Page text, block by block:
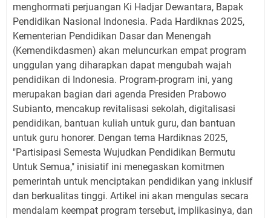
menghormati perjuangan Ki Hadjar Dewantara, Bapak
Pendidikan Nasional Indonesia. Pada Hardiknas 2025,
Kementerian Pendidikan Dasar dan Menengah
(Kemendikdasmen) akan meluncurkan empat program
unggulan yang diharapkan dapat mengubah wajah
pendidikan di Indonesia. Program-program ini, yang
merupakan bagian dari agenda Presiden Prabowo
Subianto, mencakup revitalisasi sekolah, digitalisasi
pendidikan, bantuan kuliah untuk guru, dan bantuan
untuk guru honorer. Dengan tema Hardiknas 2025,
"Partisipasi Semesta Wujudkan Pendidikan Bermutu
Untuk Semua," inisiatif ini menegaskan komitmen
pemerintah untuk menciptakan pendidikan yang inklusif
dan berkualitas tinggi. Artikel ini akan mengulas secara
mendalam keempat program tersebut, implikasinya, dan